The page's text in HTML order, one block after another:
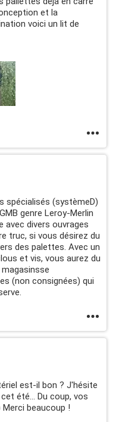
et la
voici un lit de
spécialisés (systèmeD)
genre Leroy-Merlin
avec divers ouvrages
truc, si vous désirez du
des palettes. Avec un
et vis, vous aurez du
(non consignées) qui
est-il bon ? J'hésite
été... Du coup, vos
beaucoup !